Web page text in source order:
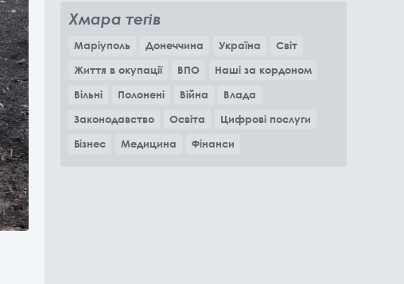
Хмара тегів
Маріуполь Донеччина Україна
Світ
Життя в окупації
ВПО
Наші за кордоном
Вільні
Полонені Війна
Влада
Законодавство
Освіта
Цифрові послуги
Бізнес
Медицина Фінанси